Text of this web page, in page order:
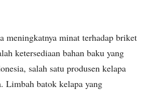
meningkatnya minat terhadap briket
ketersediaan bahan baku yang
salah satu produsen kelapa
Limbah batok kelapa yang